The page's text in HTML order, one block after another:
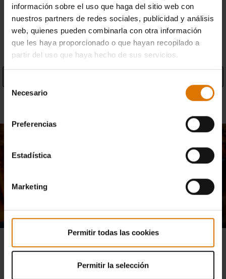
información sobre el uso que haga del sitio web con
nuestros partners de redes sociales, publicidad y análisis
web, quienes pueden combinarla con otra información
que les haya proporcionado o que hayan recopilado a
partir del uso que haya hecho de sus servicios.
Necesario
Preferencias
Estadística
Marketing
Permitir todas las cookies
Permitir la selección
ESPECIFICACIONES
Qué opinan otros aficionados a la